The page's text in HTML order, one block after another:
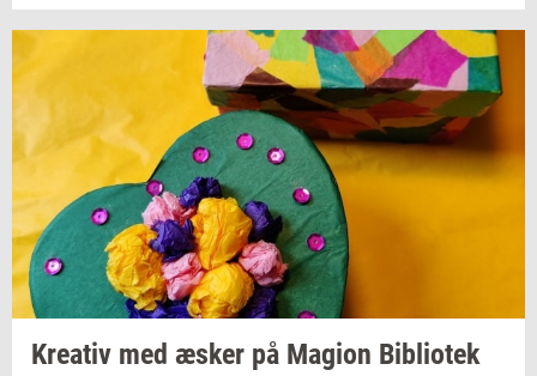
Kre­a­tiv med æsker på Magion Bi­bli­o­tek